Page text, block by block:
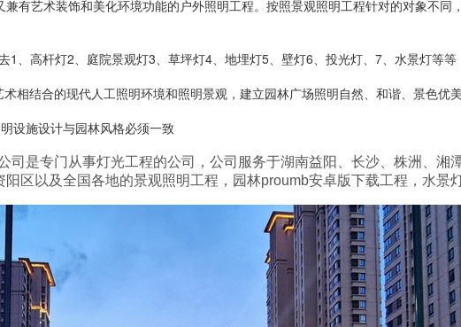
有艺术装饰和美化环境功能的户外照明工程。按照景观照明工程针对的对象不同，
、高杆灯2、 庭院景观灯3、 草坪灯4、 地埋灯5、 壁灯6、投光灯、7、水景灯等等
术相结合的现代人工照明环境和照明景观，建立园林广场照明自然、和谐、景色
，照明设施设计与园林风格必须一致
灯光工程的公司，公司服务于湖南益阳、长沙、株洲、湘潭、衡阳
、资阳区以及全国各地的景观照明工程，园林proumb安卓版下载工程，